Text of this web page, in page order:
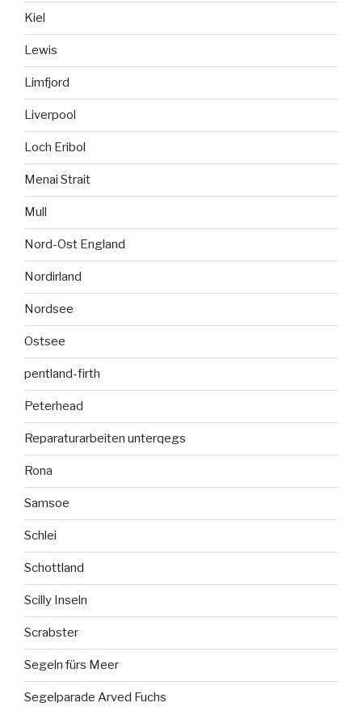
Kiel
Lewis
Limfjord
Liverpool
Loch Eribol
Menai Strait
Mull
Nord-Ost England
Nordirland
Nordsee
Ostsee
pentland-firth
Peterhead
Reparaturarbeiten unterqegs
Rona
Samsoe
Schlei
Schottland
Scilly Inseln
Scrabster
Segeln fürs Meer
Segelparade Arved Fuchs